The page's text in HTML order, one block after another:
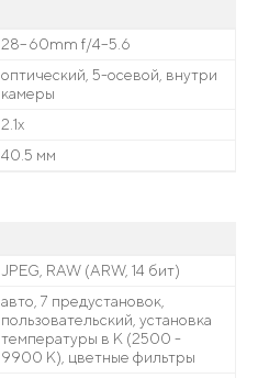
28–60mm f/4–5.6
оптический, 5-осевой, внутри
камеры
2.1х
40.5 мм
JPEG, RAW (ARW, 14 бит)
авто, 7 предустановок,
пользовательский, установка
температуры в К (2500 -
9900 К), цветные фильтры